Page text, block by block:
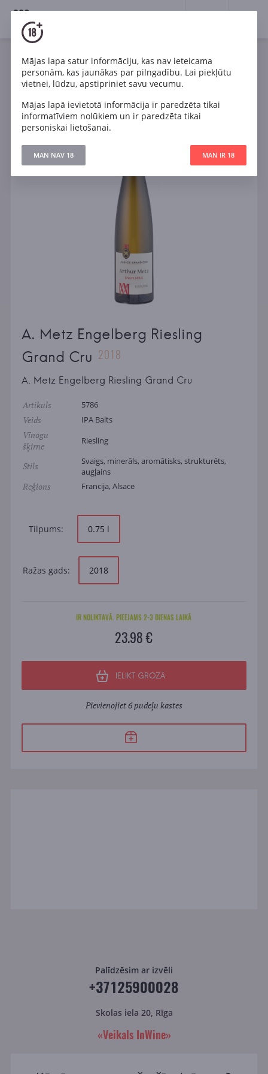
18+
Dzirkstošais Balts
Francija
A. Metz Engelberg Riesling Grand Cru
A. Metz Engelberg Riesling
Grand Cru 2018
A. Metz Engelberg Riesling Grand Cru
Artikuls 5786
Veids IPA Balts
Vīnogu
šķirne
Riesling
Stils
Svaigs, minerāls, aromātisks, strukturēts,
augļains
Reģions Francija, Alsace
Tilpums: 0.75 l
Ražas gads: 2018
IR NOLIKTAVĀ. PIEEJAMS 2-3 DIENAS LAIKĀ
23.98 €
IELIKT GROZĀ
Pievienojiet 6 pudeļu kastes
Palīdzēsim ar izvēli
+37125900028
Skolas iela 20, Rīga
«Veikals InWine»
Mājas lapa satur informāciju, kas nav ieteicama
personām, kas jaunākas par pilngadību. Lai piekļūtu
vietnei, lūdzu, apstipriniet savu vecumu.
Mājas lapā ievietotā informācija ir paredzēta tikai
informatīviem nolūkiem un ir paredzēta tikai
personiskai lietošanai.
MAN NAV 18 MAN IR 18